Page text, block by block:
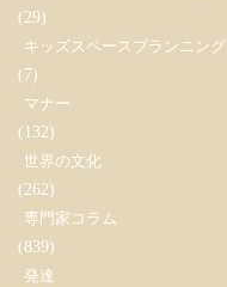
(29)
キッズスペースプランニング
(7)
マナー
(132)
世界の文化
(262)
専門家コラム
(839)
発達